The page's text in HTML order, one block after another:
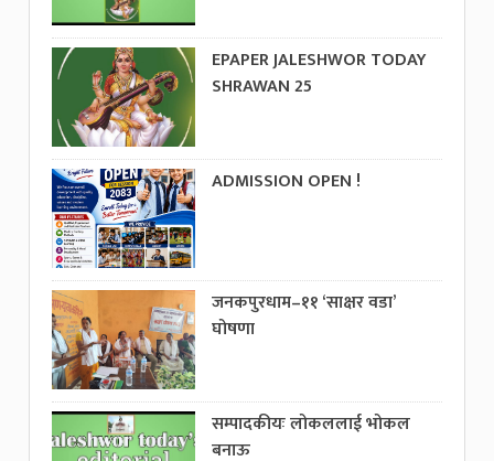
EPAPER JALESHWOR TODAY
SHRAWAN 25
ADMISSION OPEN !
जनकपुरधाम–११ ‘साक्षर वडा’
घोषणा
सम्पादकीयः लोकललाई भोकल
बनाऊ